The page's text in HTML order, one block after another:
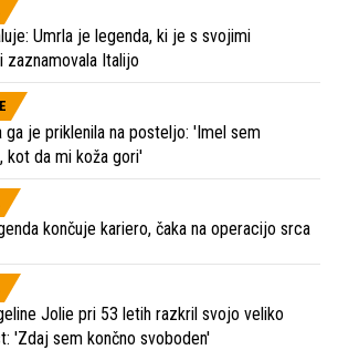
Umrla je legenda, ki je s svojimi
zaznamovala Italijo
ga je priklenila na posteljo: 'Imel sem
kot da mi koža gori'
končuje kariero, čaka na operacijo srca
Jolie pri 53 letih razkril svojo veliko
'Zdaj sem končno svoboden'